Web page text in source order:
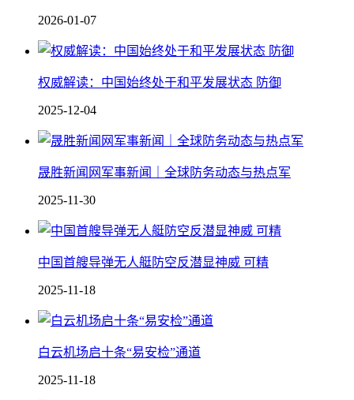
2026-01-07
权威解读：中国始终处于和平发展状态 防御
2025-12-04
晟胜新闻网军事新闻｜全球防务动态与热点军
2025-11-30
中国 首艘导弹无人艇防空反潜显神威 可精
2025-11-18
白云机场启十条“易安检”通道
2025-11-18